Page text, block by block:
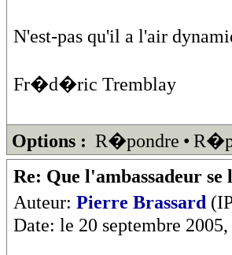
N'est-pas qu'il a l'air
Fr�d�ric Tremblay
Options : R�pondre •
Re: Que l'ambassadeur
Auteur: Pierre Brassard
Date: le 20 septembre 2005,